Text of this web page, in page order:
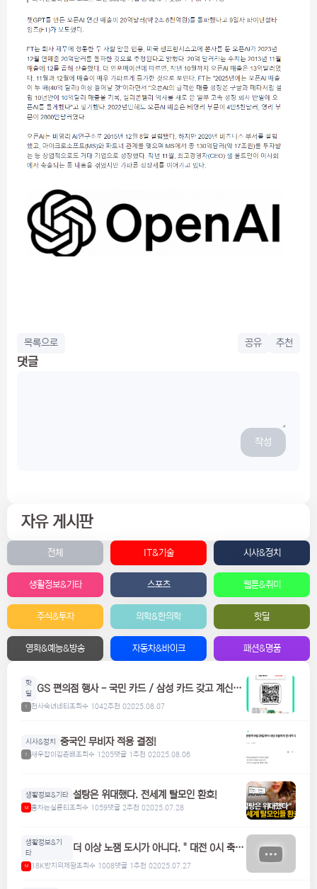
목록으로 공유 추천
댓글
작성
자유 게시판
전체 IT&기술 시사&정치
생활정보&기타 스포츠 웹툰&취미
주식&투자 의학&한의학 핫딜
영화&예능&방송 자동차&바이크 패션&명품
핫
딜
GS 편의점 행사 - 국민 카드 / 삼성 카드 갖고 계신분
들은 참고하세요! 맥주, 위스키, 하이볼 할인
1 천사숙녀네티조회수 1042추천 02025.08.07
시사&정치 중국인 무비자 적용 결정!
1 새우잡이김춘배조회수 1205댓글 1추천 02025.08.06
생활정보&기타 설탕은 위대했다. 전세계 탈모인 환호!
M 홍차는실론티조회수 1059댓글 2추천 02025.07.28
생활정보&기
타
더 이상 노잼 도시가 아니다. " 대전 0시 축
제"
M 18K반지의제왕조회수 1008댓글 1 추천 02025.07.27